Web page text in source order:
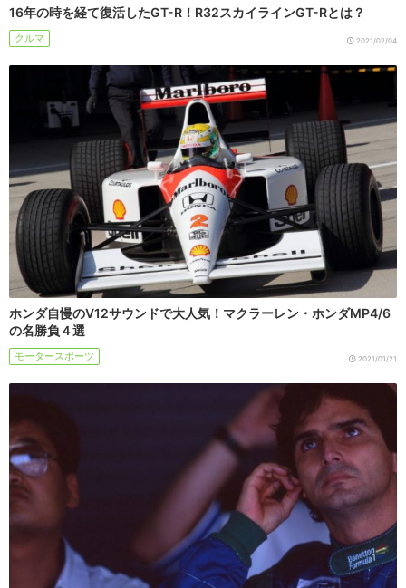
16年の時を経て復活したGT-R！R32スカイラインGT-Rとは？
クルマ 2021/02/04
ホンダ自慢のV12サウンドで大人気！マクラーレン・ホンダMP4/6
の名勝負４選
モータースポーツ 2021/01/21